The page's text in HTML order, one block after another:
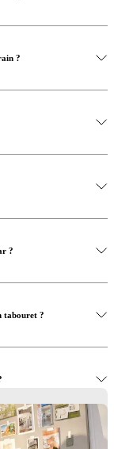
?
?
tabouret ?